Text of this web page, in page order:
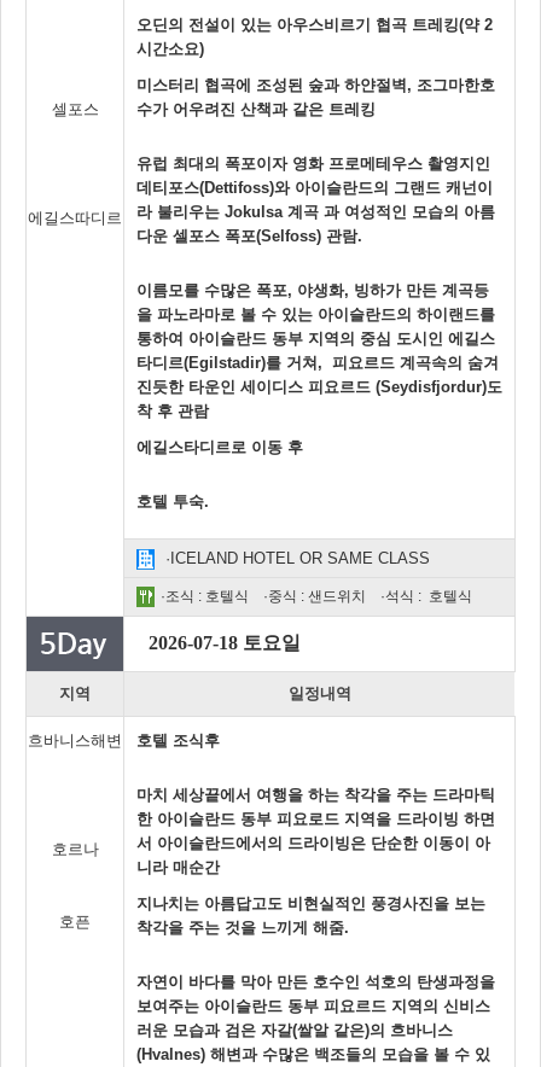
셀포스
에길스따디르
오딘의 전설이 있는 아우스비르기 협곡 트레킹(약 2
시간소요)
미스터리 협곡에 조성된 숲과 하얀절벽, 조그마한호
수가 어우려진 산책과 같은 트레킹
유럽 최대의 폭포이자 영화 프로메테우스 촬영지인
데티포스(Dettifoss)와 아이슬란드의 그랜드 캐넌이
라 불리우는 Jokulsa 계곡 과 여성적인 모습의 아름
다운 셀포스 폭포(Selfoss) 관람.
이름모를 수많은 폭포, 야생화, 빙하가 만든 계곡등
을 파노라마로 볼 수 있는 아이슬란드의 하이랜드를
통하여 아이슬란드 동부 지역의 중심 도시인 에길스
타디르(Egilstadir)를 거쳐, 피요르드 계곡속의 숨겨
진듯한 타운인 세이디스 피요르드 (Seydisfjordur)도
착 후 관람
에길스타디르로 이동 후
호텔 투숙.
·ICELAND HOTEL OR SAME CLASS
·조식 : 호텔식 ·중식 : 샌드위치 ·석식 : 호텔식
2026-07-18 토요일
지역 일정내역
흐바니스해변
호르나
호픈
호텔 조식후
마치 세상끝에서 여행을 하는 착각을 주는 드라마틱
한 아이슬란드 동부 피요로드 지역을 드라이빙 하면
서 아이슬란드에서의 드라이빙은 단순한 이동이 아
니라 매순간
지나치는 아름답고도 비현실적인 풍경사진을 보는
착각을 주는 것을 느끼게 해줌.
자연이 바다를 막아 만든 호수인 석호의 탄생과정을
보여주는 아이슬란드 동부 피요르드 지역의 신비스
러운 모습과 검은 자갈(쌀알 같은)의 흐바니스
(Hvalnes) 해변과 수많은 백조들의 모습을 볼 수 있